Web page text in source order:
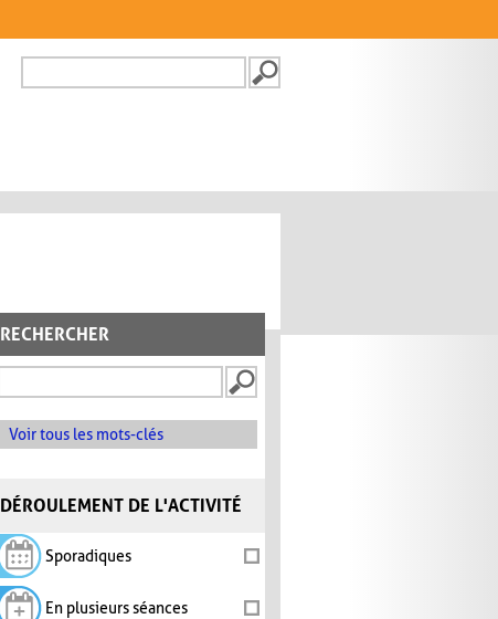
FORMULAIRE DE
RECHERCHER
Voir tous les mots-clés
DÉROULEMENT DE L'ACTIVITÉ
Sporadiques
En plusieurs séances